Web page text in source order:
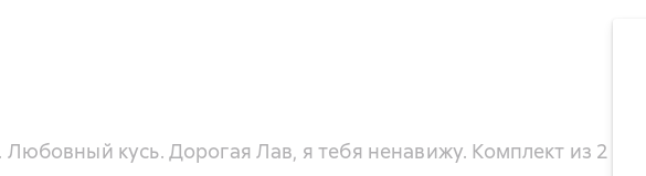
кусь. Дорогая Лав, я тебя ненавижу. Комплект из 2 книг